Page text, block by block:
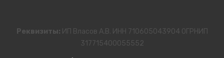
Реквизиты: ИП Власов А.В. ИНН 710605043904 ОГРНИП
317715400055552